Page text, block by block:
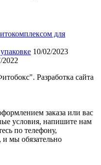
для
10/02/2023
2022
Разработка сайта
заказа или вас
условия, напишите нам
по телефону,
мы обязательно